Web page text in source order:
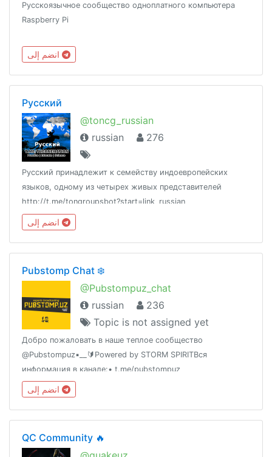
Русскоязычное сообщество одноплатного компьютера
Raspberry Pi
Русский
@toncg_russian
russian
276
Русский принадлежит к семейству индоевропейских
языков, одному из четырех живых представителей
http://t.me/tongroupsbot?start=link_russian
@theonenationhttp://tongroups.zqzco.com
Pubstomp Chat ❄️
@Pubstompuz_chat
russian
236
Topic is not assigned yet
Добро пожаловать в наше теплое сообщество
@Pubstompuz▪️__🔰Powered by STORM SPIRITВся
информация в канале:• t.me/pubstompuz
QC Community 🔥